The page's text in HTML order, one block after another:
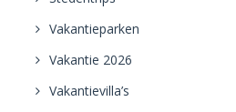
Vakantieparken
Vakantie 2026
Vakantievilla’s